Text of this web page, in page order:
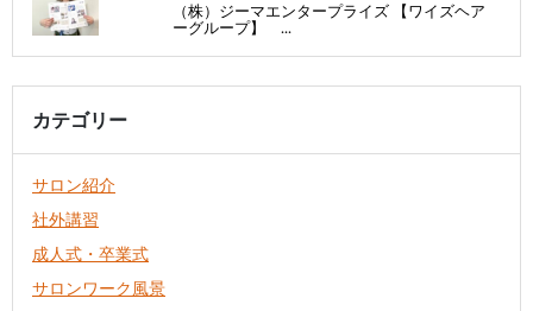
（株）ジーマエンタープライズ 【ワイズヘア
ーグループ】 ...
カテゴリー
サロン紹介
社外講習
成人式・卒業式
サロンワーク風景